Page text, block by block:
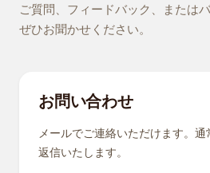
ご質問、フィードバック、または
ぜひお聞かせください。
お問い合わせ
メールでご連絡いただけます。通
返信いたします。